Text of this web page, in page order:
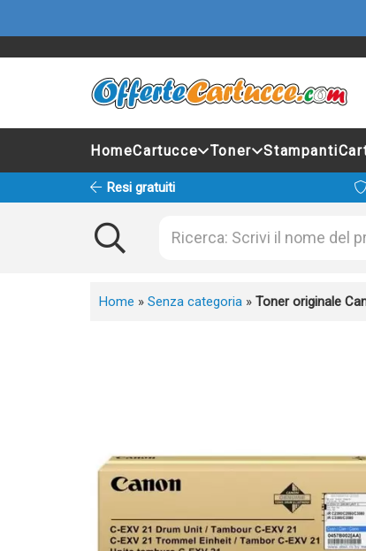
HomeCartucce Toner Stampanti
Resi gratuiti
Home » Senza categoria » Toner originale